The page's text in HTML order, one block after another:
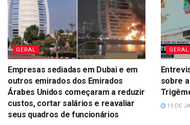
GERAL
Empresas sediadas em Dubai e em
outros emirados dos Emirados
Árabes Unidos começaram a reduzir
custos, cortar salários e reavaliar
seus quadros de funcionários
GERAL
sobre
19 DE